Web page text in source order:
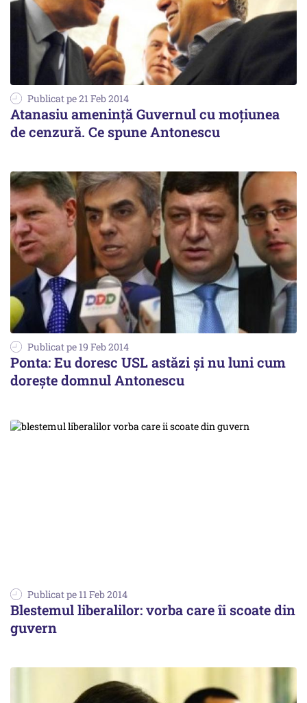
Publicat pe 21 Feb 2014
Atanasiu amenință Guvernul cu moțiunea
de cenzură. Ce spune Antonescu
Publicat pe 19 Feb 2014
Ponta: Eu doresc USL astăzi și nu luni cum
dorește domnul Antonescu
Publicat pe 11 Feb 2014
Blestemul liberalilor: vorba care îi scoate din
guvern